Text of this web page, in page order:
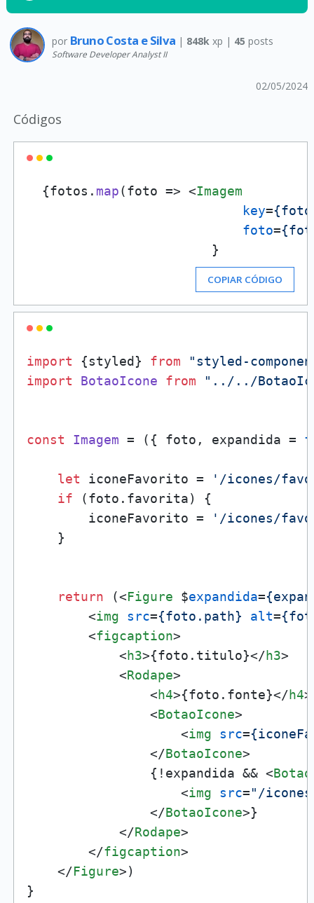
por Bruno Costa e Silva | 848kxp | 45 posts
Software Developer Analyst II
02/05/2024
Códigos
  {fotos.
map(foto => <Imagem
key=
foto=
COPIAR CÓDIGO
import {styled} from
"styled-
import
BotaoIcone from "../../
const Imagem = ( { foto, expandida =
let iconeFavorito =
'/icones/
if (foto. favorita) {
        iconeFavorito =
'/icones/
    }
return (<Figure $expandida=
<img src={foto.path} alt=
<figcaption>
<h3>{foto.titulo}</h3>
<Rodape>
<h4>{foto.fonte}</h4>
<BotaoIcone>
<img src=
</BotaoIcone>
                {!expandida &&
<
<img src="/
</BotaoIcone>}
</Rodape>
</figcaption>
</Figure>)
}